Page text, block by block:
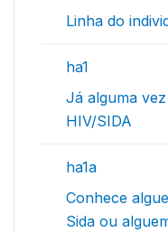
Linha do
ha1
Já alguma
HIV/SIDA
ha1a
Conhece
Sida ou